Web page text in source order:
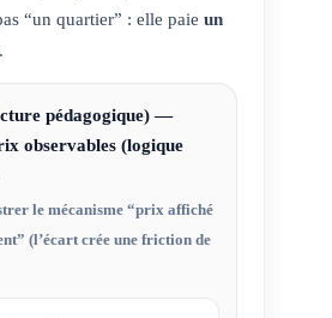
“un quartier” : elle paie un
.
pédagogique) —
observables (logique
le mécanisme “prix affiché
(l’écart crée une friction de